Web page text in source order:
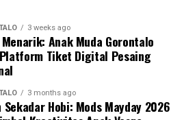
hamil saat bencana tidak bisa
fasilitas kesehatan formal.
berbasis masyarakat
panduan ini memperjelas
darurat di lapangan,” ujar
3 weeks ago
Anak Muda Gorontalo
Tiket Digital Pesaing
3 months ago
Sekadar Hobi: Mods Mayday 2026